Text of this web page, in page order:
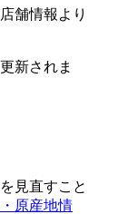
舗情報より
新されま
見直すこと
原産地情